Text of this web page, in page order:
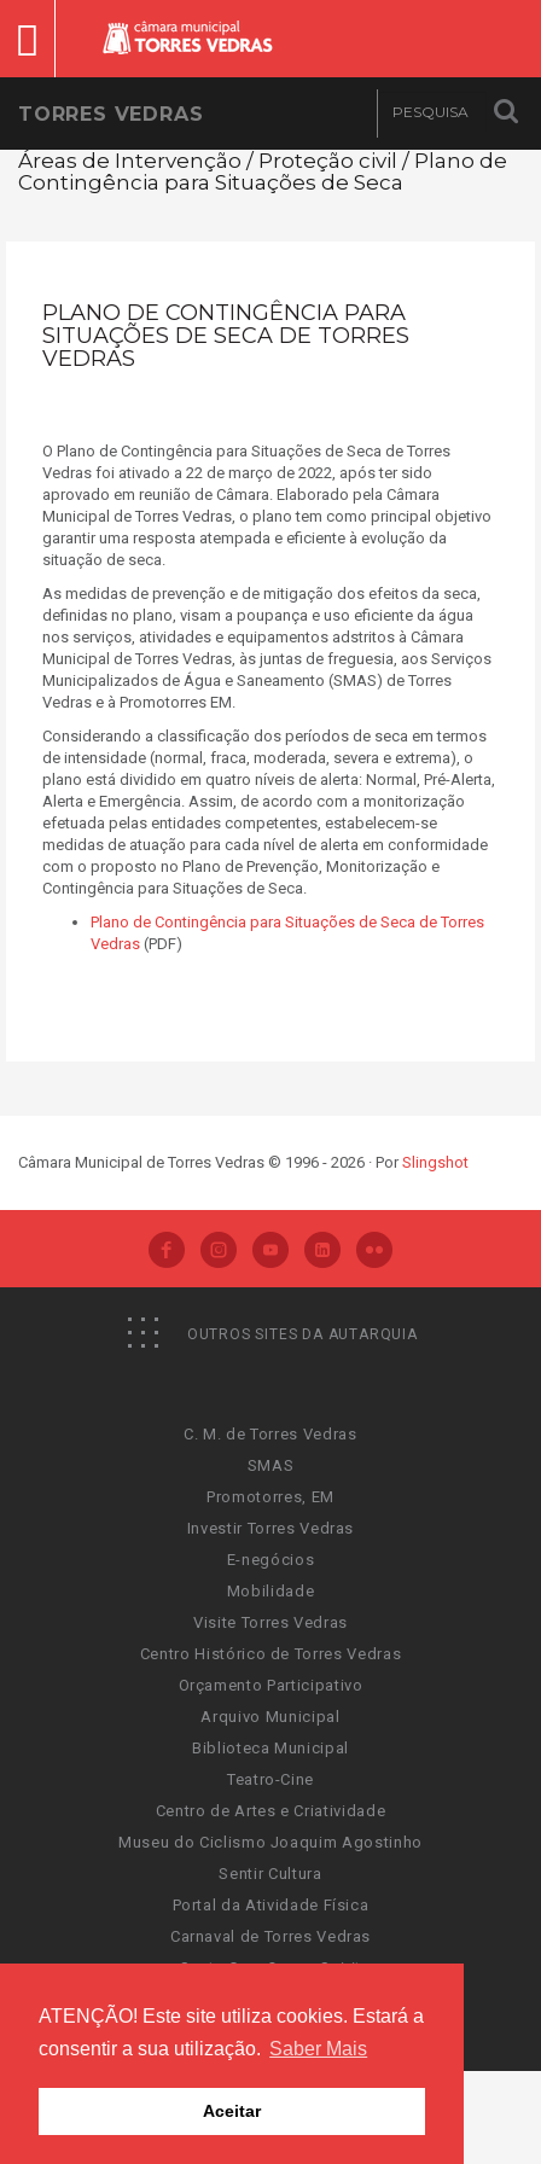
ATENÇÃO! Este site utiliza cookies. Estará a
consentir a sua utilização. Saber Mais
Aceitar
TORRES VEDRAS
Áreas de Intervenção / Proteção civil / Plano de
Contingência para Situações de Seca
PLANO DE CONTINGÊNCIA PARA
SITUAÇÕES DE SECA DE TORRES
VEDRAS
O Plano de Contingência para Situações de Seca de Torres
Vedras foi ativado a 22 de março de 2022, após ter sido
aprovado em reunião de Câmara. Elaborado pela Câmara
Municipal de Torres Vedras, o plano tem como principal objetivo
garantir uma resposta atempada e eficiente à evolução da
situação de seca.
As medidas de prevenção e de mitigação dos efeitos da seca,
definidas no plano, visam a poupança e uso eficiente da água
nos serviços, atividades e equipamentos adstritos à Câmara
Municipal de Torres Vedras, às juntas de freguesia, aos Serviços
Municipalizados de Água e Saneamento (SMAS) de Torres
Vedras e à Promotorres EM.
Considerando a classificação dos períodos de seca em termos
de intensidade (normal, fraca, moderada, severa e extrema), o
plano está dividido em quatro níveis de alerta: Normal, Pré-Alerta,
Alerta e Emergência. Assim, de acordo com a monitorização
efetuada pelas entidades competentes, estabelecem-se
medidas de atuação para cada nível de alerta em conformidade
com o proposto no Plano de Prevenção, Monitorização e
Contingência para Situações de Seca.
Plano de Contingência para Situações de Seca de Torres
Vedras (PDF)
Câmara Municipal de Torres Vedras © 1996 - 2026 · PorSlingshot
OUTROS SITES DA AUTARQUIA
C. M. de Torres Vedras
SMAS
Promotorres, EM
Investir Torres Vedras
E-negócios
Mobilidade
Visite Torres Vedras
Centro Histórico de Torres Vedras
Orçamento Participativo
Arquivo Municipal
Biblioteca Municipal
Teatro-Cine
Centro de Artes e Criatividade
Museu do Ciclismo Joaquim Agostinho
Sentir Cultura
Portal da Atividade Física
Carnaval de Torres Vedras
Santa Cruz Ocean Spirit